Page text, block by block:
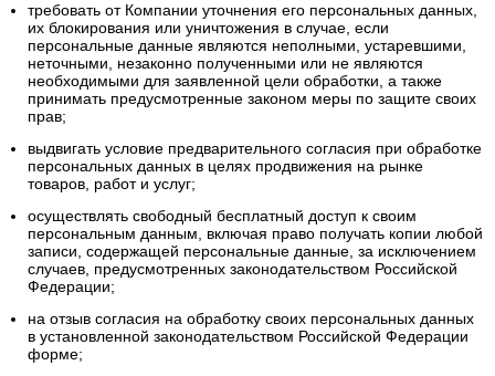
требовать от Компании уточнения его персональных данных,
их блокирования или уничтожения в случае, если
персональные данные являются неполными, устаревшими,
неточными, незаконно полученными или не являются
необходимыми для заявленной цели обработки, а также
принимать предусмотренные законом меры по защите своих
прав;
выдвигать условие предварительного согласия при обработке
персональных данных в целях продвижения на рынке
товаров, работ и услуг;
осуществлять свободный бесплатный доступ к своим
персональным данным, включая право получать копии любой
записи, содержащей персональные данные, за исключением
случаев, предусмотренных законодательством Российской
Федерации;
на отзыв согласия на обработку своих персональных данных
в установленной законодательством Российской Федерации
форме;